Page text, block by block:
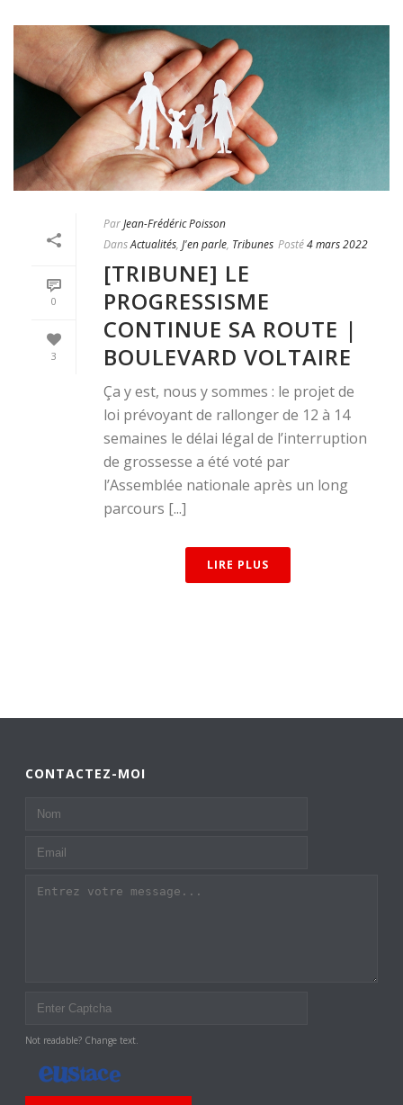
0
3
ParJean-Frédéric Poisson
DansActualités, J'en parle, Tribunes Posté4 mars 2022
[TRIBUNE] LE
PROGRESSISME
CONTINUE SA ROUTE |
BOULEVARD VOLTAIRE
Ça y est, nous y sommes : le projet de
loi prévoyant de rallonger de 12 à 14
semaines le délai légal de l’interruption
de grossesse a été voté par
l’Assemblée nationale après un long
parcours [...]
LIRE PLUS
CONTACTEZ-MOI
Not readable? Change text.